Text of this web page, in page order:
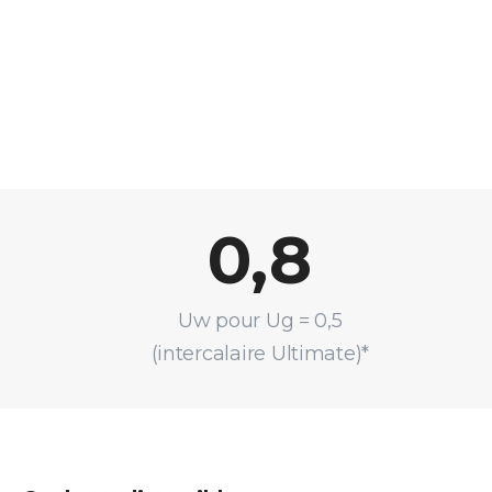
0,8
Uw pour Ug = 0,5
(intercalaire Ultimate)*